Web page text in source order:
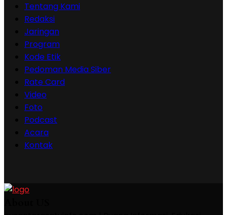
Tentang Kami
Redaksi
Jaringan
Program
Kode Etik
Pedoman Media Siber
Rate Card
Video
Foto
Podcast
Acara
Kontak